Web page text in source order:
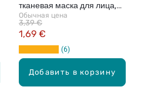
Добавить в корзину
тканевая маска для лица,
28г
Обычная цена
1,69 €
3,39 €
6